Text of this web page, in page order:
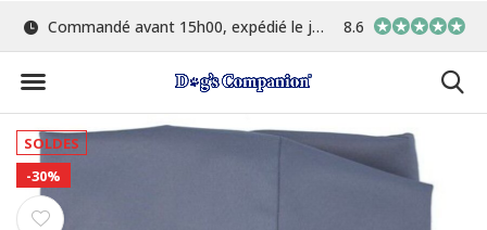
Commandé avant 15h00, expédié le jour même Le plus grand choix
8.6
SOLDES
-30%